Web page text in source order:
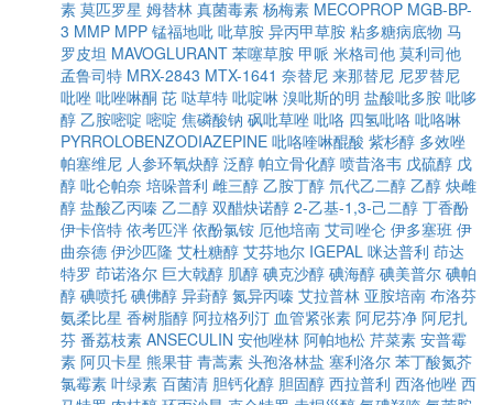
素 莫匹罗星 姆替林 真菌毒素 杨梅素 MECOPROP MGB-BP-
3 MMP MPP 锰福地吡 吡草胺 异丙甲草胺 粘多糖病底物 马
罗皮坦 MAVOGLURANT 苯噻草胺 甲哌 米格司他 莫利司他
孟鲁司特 MRX-2843 MTX-1641 奈替尼 来那替尼 尼罗替尼
吡唑 吡唑啉酮 芘 哒草特 吡啶啉 溴吡斯的明 盐酸吡多胺 吡哆
醇 乙胺嘧啶 嘧啶 焦磷酸钠 砜吡草唑 吡咯 四氢吡咯 吡咯啉
PYRROLOBENZODIAZEPINE 吡咯喹啉醌酸 紫杉醇 多效唑
帕塞维尼 人参环氧炔醇 泛醇 帕立骨化醇 喷昔洛韦 戊硫醇 戊
醇 吡仑帕奈 培哚普利 雌三醇 乙胺丁醇 氘代乙二醇 乙醇 炔雌
醇 盐酸乙丙嗪 乙二醇 双醋炔诺醇 2-乙基-1,3-己二醇 丁香酚
伊卡倍特 依考匹泮 依酚氯铵 厄他培南 艾司唑仑 伊多塞班 伊
曲奈德 伊沙匹隆 艾杜糖醇 艾芬地尔 IGEPAL 咪达普利 茚达
特罗 茚诺洛尔 巨大戟醇 肌醇 碘克沙醇 碘海醇 碘美普尔 碘帕
醇 碘喷托 碘佛醇 异葑醇 氮异丙嗪 艾拉普林 亚胺培南 布洛芬
氨柔比星 香树脂醇 阿拉格列汀 血管紧张素 阿尼芬净 阿尼扎
芬 番荔枝素 ANSECULIN 安他唑林 阿帕地松 芹菜素 安普霉
素 阿贝卡星 熊果苷 青蒿素 头孢洛林盐 塞利洛尔 苯丁酸氮芥
氯霉素 叶绿素 百菌清 胆钙化醇 胆固醇 西拉普利 西洛他唑 西